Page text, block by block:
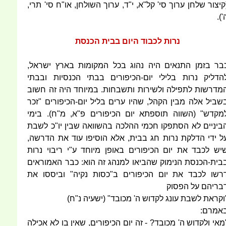
שלחן ערוך סי' קל"א, י"ד, ערוך השולחן, או"ח סי' תרי,
נרות לכבוד היום בבית הכנסת
בזמן התנאים היה נהוג בכל המקומות בארץ ישראל,
נרות בלילי יום-הכיפורים בבתי הכנסיות ובבתי
לתפילה ולשירות ותשבחות. במיוחד היה זה חשוב
אלה מבין הקהל, שהיו ערים בליל יום-הכיפורים "זכר
(השווה תוספתא יום הכיפורים פ"א, מ"ח). בימי
לא הסתפקו חכמי ההלכה בהשוואה שבין יו"כ לשבת
ידי הדלקת נרות חג בבית, אלא הוסיפו עוד את הדרשה,
לכבד את יום הכיפורים באופן מיוחד ע"י ריבוי נרות
הכנסת הנימוק שהביאו למנהג זה הוא: כבר האמוראים
לכבד את יום הכיפורים ב"כסות נקיה" וביססו את
על הפסוק
לשבת עונג לקדוש ה' מכובד" (ישעיה נ"ח)
ולקדוש ה' מכובד? - זה יום הכיפורים, שאין בו לא אכילה